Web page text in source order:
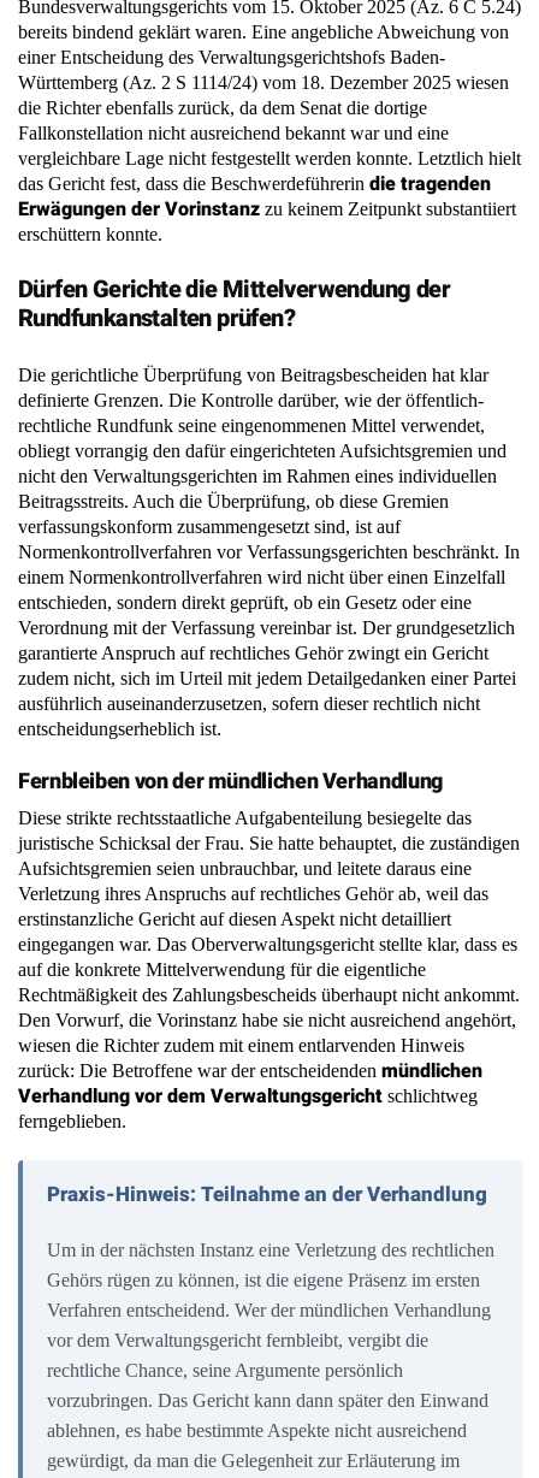
Bundesverwaltungsgerichts vom 15. Oktober 2025 (Az. 6 C 5.24)
bereits bindend geklärt waren. Eine angebliche Abweichung von
einer Entscheidung des Verwaltungsgerichtshofs Baden-
Württemberg (Az. 2 S 1114/24) vom 18. Dezember 2025 wiesen
die Richter ebenfalls zurück, da dem Senat die dortige
Fallkonstellation nicht ausreichend bekannt war und eine
vergleichbare Lage nicht festgestellt werden konnte. Letztlich hielt
das Gericht fest, dass die Beschwerdeführerin die tragenden
Erwägungen der Vorinstanz zu keinem Zeitpunkt substantiiert
erschüttern konnte.
Dürfen Gerichte die Mittelverwendung der
Rundfunkanstalten prüfen?
Die gerichtliche Überprüfung von Beitragsbescheiden hat klar
definierte Grenzen. Die Kontrolle darüber, wie der öffentlich-
rechtliche Rundfunk seine eingenommenen Mittel verwendet,
obliegt vorrangig den dafür eingerichteten Aufsichtsgremien und
nicht den Verwaltungsgerichten im Rahmen eines individuellen
Beitragsstreits. Auch die Überprüfung, ob diese Gremien
verfassungskonform zusammengesetzt sind, ist auf
Normenkontrollverfahren vor Verfassungsgerichten beschränkt. In
einem Normenkontrollverfahren wird nicht über einen Einzelfall
entschieden, sondern direkt geprüft, ob ein Gesetz oder eine
Verordnung mit der Verfassung vereinbar ist. Der grundgesetzlich
garantierte Anspruch auf rechtliches Gehör zwingt ein Gericht
zudem nicht, sich im Urteil mit jedem Detailgedanken einer Partei
ausführlich auseinanderzusetzen, sofern dieser rechtlich nicht
entscheidungserheblich ist.
Fernbleiben von der mündlichen Verhandlung
Diese strikte rechtsstaatliche Aufgabenteilung besiegelte das
juristische Schicksal der Frau. Sie hatte behauptet, die zuständigen
Aufsichtsgremien seien unbrauchbar, und leitete daraus eine
Verletzung ihres Anspruchs auf rechtliches Gehör ab, weil das
erstinstanzliche Gericht auf diesen Aspekt nicht detailliert
eingegangen war. Das Oberverwaltungsgericht stellte klar, dass es
auf die konkrete Mittelverwendung für die eigentliche
Rechtmäßigkeit des Zahlungsbescheids überhaupt nicht ankommt.
Den Vorwurf, die Vorinstanz habe sie nicht ausreichend angehört,
wiesen die Richter zudem mit einem entlarvenden Hinweis
zurück: Die Betroffene war der entscheidenden mündlichen
Verhandlung vor dem Verwaltungsgericht schlichtweg
ferngeblieben.
Praxis-Hinweis: Teilnahme an der Verhandlung
Um in der nächsten Instanz eine Verletzung des rechtlichen
Gehörs rügen zu können, ist die eigene Präsenz im ersten
Verfahren entscheidend. Wer der mündlichen Verhandlung
vor dem Verwaltungsgericht fernbleibt, vergibt die
rechtliche Chance, seine Argumente persönlich
vorzubringen. Das Gericht kann dann später den Einwand
ablehnen, es habe bestimmte Aspekte nicht ausreichend
gewürdigt, da man die Gelegenheit zur Erläuterung im